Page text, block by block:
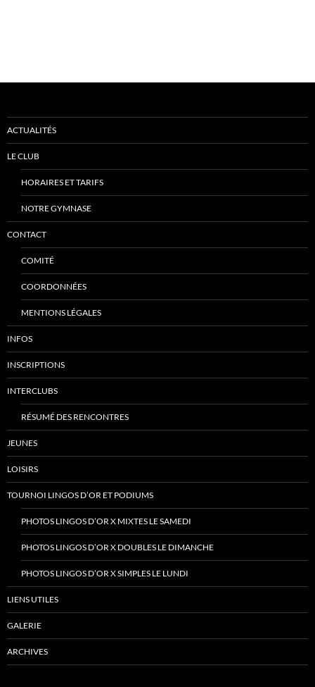
ACTUALITÉS
LE CLUB
HORAIRES ET TARIFS
NOTRE GYMNASE
CONTACT
COMITÉ
COORDONNÉES
MENTIONS LÉGALES
INFOS
INSCRIPTIONS
INTERCLUBS
RÉSUMÉ DES RENCONTRES
JEUNES
LOISIRS
TOURNOI LINGOS D’OR ET PODIUMS
PHOTOS LINGOS D’OR X MIXTES LE SAMEDI
PHOTOS LINGOS D’OR X DOUBLES LE DIMANCHE
PHOTOS LINGOS D’OR X SIMPLES LE LUNDI
LIENS UTILES
GALERIE
ARCHIVES